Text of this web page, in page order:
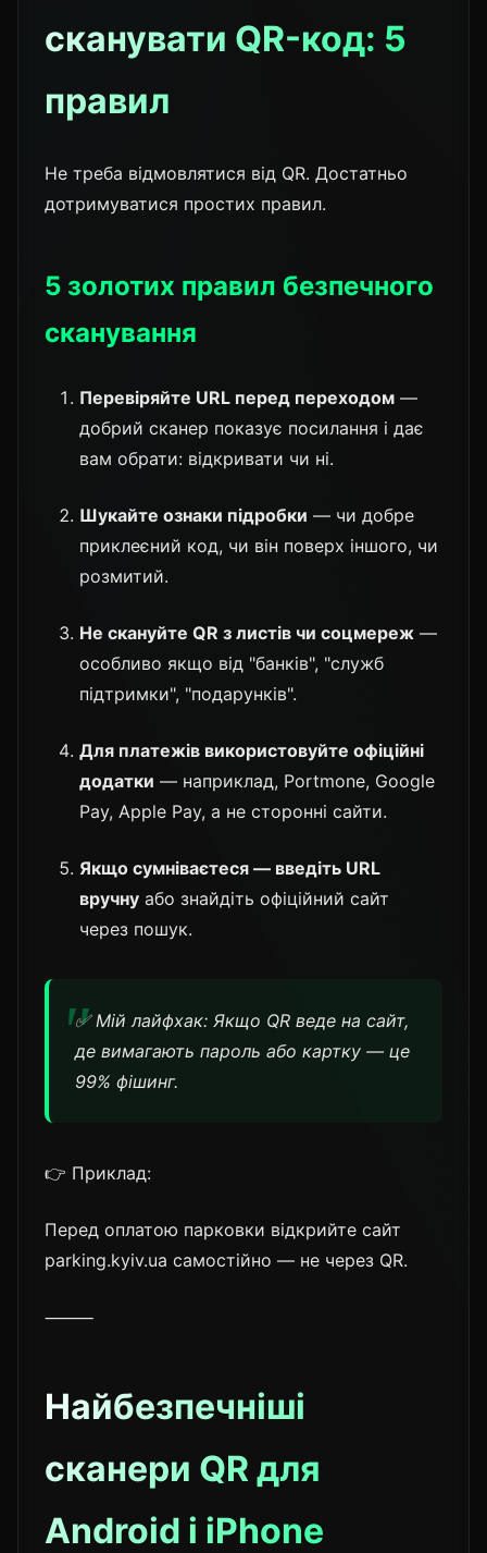
сканувати QR-код: 5
правил
Не треба відмовлятися від QR. Достатньо
дотримуватися простих правил.
5 золотих правил безпечного
сканування
Перевіряйте URL перед переходом —
добрий сканер показує посилання і дає
вам обрати: відкривати чи ні.
Шукайте ознаки підробки — чи добре
приклеєний код, чи він поверх іншого, чи
розмитий.
Не скануйте QR з листів чи соцмереж —
особливо якщо від "банків", "служб
підтримки", "подарунків".
Для платежів використовуйте офіційні
додатки — наприклад, Portmone, Google
Pay, Apple Pay, а не сторонні сайти.
Якщо сумніваєтеся — введіть URL
вручну або знайдіть офіційний сайт
через пошук.
✅ Мій лайфхак: Якщо QR веде на сайт,
де вимагають пароль або картку — це
99% фішинг.
👉 Приклад:
Перед оплатою парковки відкрийте сайт
parking.kyiv.ua самостійно — не через QR.
⸻
Найбезпечніші
сканери QR для
Android і iPhone